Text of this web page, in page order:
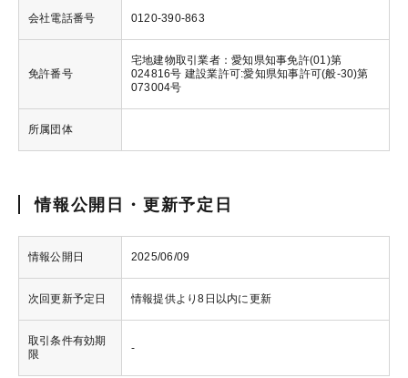
会社電話番号 0120-390-863
免許番号
宅地建物取引業者：愛知県知事免許(01)第
024816号 建設業許可:愛知県知事許可(般-30)第
073004号
所属団体
情報公開日・更新予定日
情報公開日 2025/06/09
次回更新予定日 情報提供より8日以内に更新
取引条件有効期
限
-